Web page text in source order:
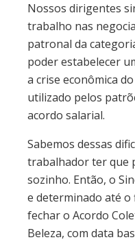
Nossos dirigentes
trabalho nas
patronal da
poder estabelecer
a crise econômica
utilizado pelos
acordo salarial.
Sabemos dessas
trabalhador ter que
sozinho. Então, o
e determinado até o
fechar o Acordo
Beleza, com data